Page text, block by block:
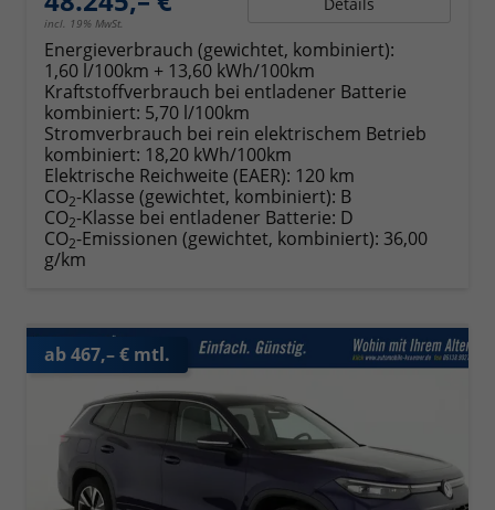
incl. 19% MwSt.
Energieverbrauch (gewichtet, kombiniert):
1,60 l/100km + 13,60 kWh/100km
Kraftstoffverbrauch bei entladener Batterie
kombiniert: 5,70 l/100km
Stromverbrauch bei rein elektrischem Betrieb
kombiniert: 18,20 kWh/100km
Elektrische Reichweite (EAER): 120 km
CO2-Klasse (gewichtet, kombiniert): B
CO2-Klasse bei entladener Batterie: D
CO2-Emissionen (gewichtet, kombiniert): 36,00
g/km
ab 467,– € mtl.